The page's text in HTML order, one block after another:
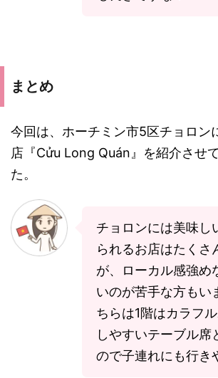
まとめ
今回は、ホーチミン市5区チョロン
店『Cửu Long Quán』を紹介させ
た。
チョロンには美味し
られるお店はたくさ
が、ローカル感強め
いのが苦手な方もい
ちらは1階はカラフ
しやすいテーブル席
ので子連れにも行